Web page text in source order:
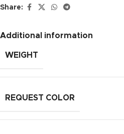
Share:
Additional information
WEIGHT
REQUEST COLOR